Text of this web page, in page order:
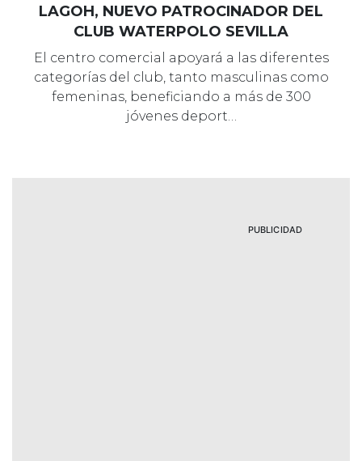
LAGOH, NUEVO PATROCINADOR DEL
CLUB WATERPOLO SEVILLA
El centro comercial apoyará a las diferentes
categorías del club, tanto masculinas como
femeninas, beneficiando a más de 300
jóvenes deport…
PUBLICIDAD